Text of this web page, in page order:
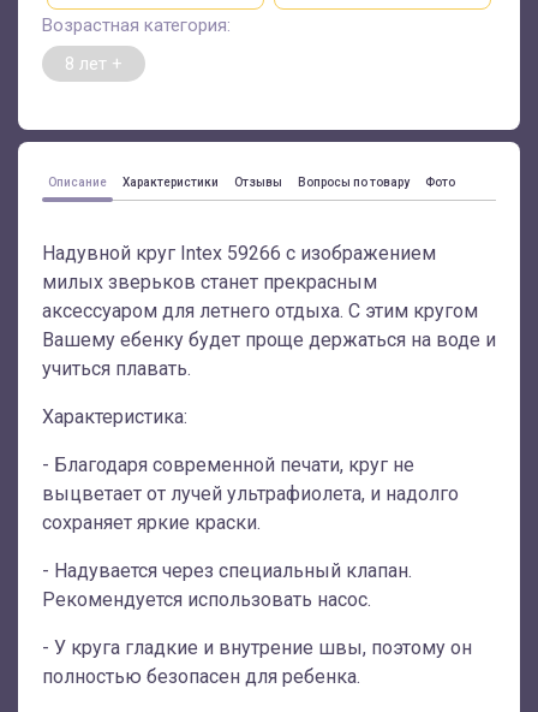
Возрастная категория:
8 лет +
Описание Характеристики Отзывы Вопросы по товару Фото
Надувной круг Intex 59266 с изображением
милых зверьков станет прекрасным
аксессуаром для летнего отдыха. С этим кругом
Вашему ебенку будет проще держаться на воде и
учиться плавать.
Характеристика:
- Благодаря современной печати, круг не
выцветает от лучей ультрафиолета, и надолго
сохраняет яркие краски.
- Надувается через специальный клапан.
Рекомендуется использовать насос.
- У круга гладкие и внутрение швы, поэтому он
полностью безопасен для ребенка.